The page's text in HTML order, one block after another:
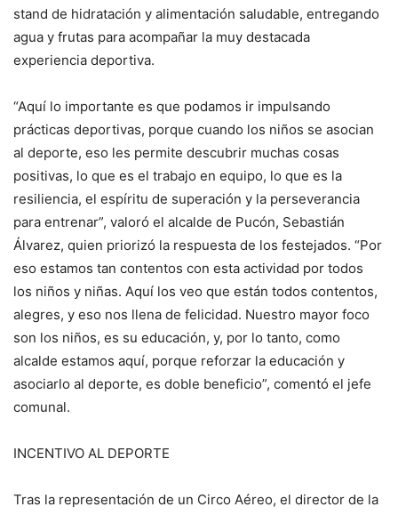
stand de hidratación y alimentación saludable, entregando
agua y frutas para acompañar la muy destacada
experiencia deportiva.
“Aquí lo importante es que podamos ir impulsando
prácticas deportivas, porque cuando los niños se asocian
al deporte, eso les permite descubrir muchas cosas
positivas, lo que es el trabajo en equipo, lo que es la
resiliencia, el espíritu de superación y la perseverancia
para entrenar”, valoró el alcalde de Pucón, Sebastián
Álvarez, quien priorizó la respuesta de los festejados. “Por
eso estamos tan contentos con esta actividad por todos
los niños y niñas. Aquí los veo que están todos contentos,
alegres, y eso nos llena de felicidad. Nuestro mayor foco
son los niños, es su educación, y, por lo tanto, como
alcalde estamos aquí, porque reforzar la educación y
asociarlo al deporte, es doble beneficio”, comentó el jefe
comunal.
INCENTIVO AL DEPORTE
Tras la representación de un Circo Aéreo, el director de la